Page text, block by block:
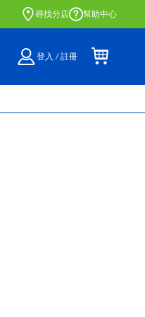
門店自取服務 網上購買並在店內
尋找分店 幫助中心
登入 / 註冊